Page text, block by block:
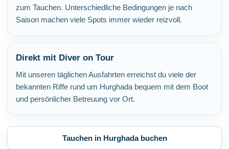
zum Tauchen. Unterschiedliche Bedingungen je nach
Saison machen viele Spots immer wieder reizvoll.
Direkt mit Diver on Tour
Mit unseren täglichen Ausfahrten erreichst du viele der
bekannten Riffe rund um Hurghada bequem mit dem Boot
und persönlicher Betreuung vor Ort.
Tauchen in Hurghada buchen